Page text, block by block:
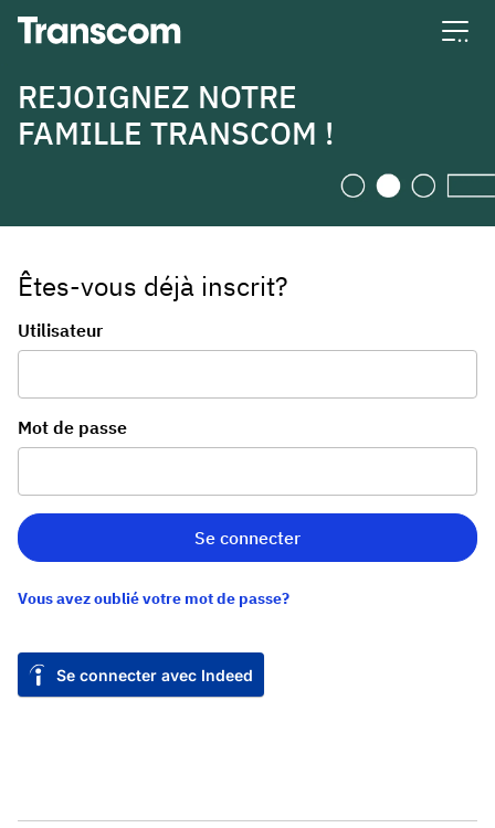
Transcom
REJOIGNEZ NOTRE
FAMILLE TRANSCOM !
Êtes-vous déjà inscrit?
Connexion
Utilisateur
Mot de passe
Se connecter
Vous avez oublié votre mot de passe?
Se connecter avec Indeed